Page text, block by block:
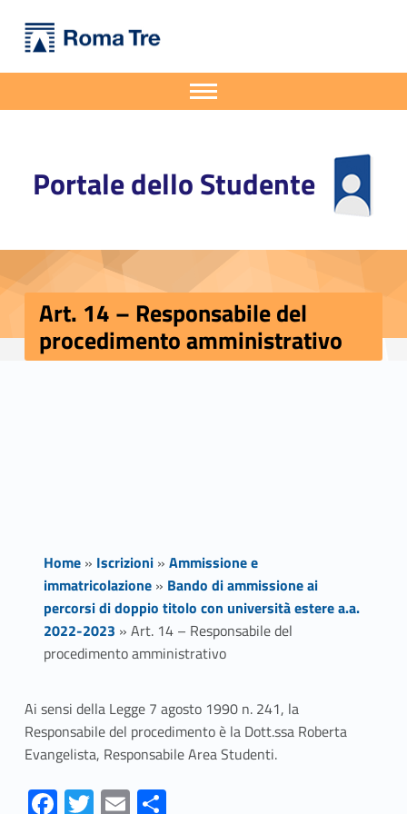
Art. 14 - Responsabile del procedimento amministrativo - Portale dello Studente
Portale dello Studente
Apri il menu secondario
Header info sidebar
Art. 14 – Responsabile del
procedimento amministrativo
Home» Iscrizioni» Ammissione e
immatricolazione» Bando di ammissione ai
percorsi di doppio titolo con università estere a.a.
2022-2023 » Art. 14 – Responsabile del
procedimento amministrativo
A
r
t
Ai sensi della Legge 7 agosto 1990 n. 241, la
Responsabile del procedimento è la Dott.ssa Roberta
Evangelista, Responsabile Area Studenti.
FaT E S